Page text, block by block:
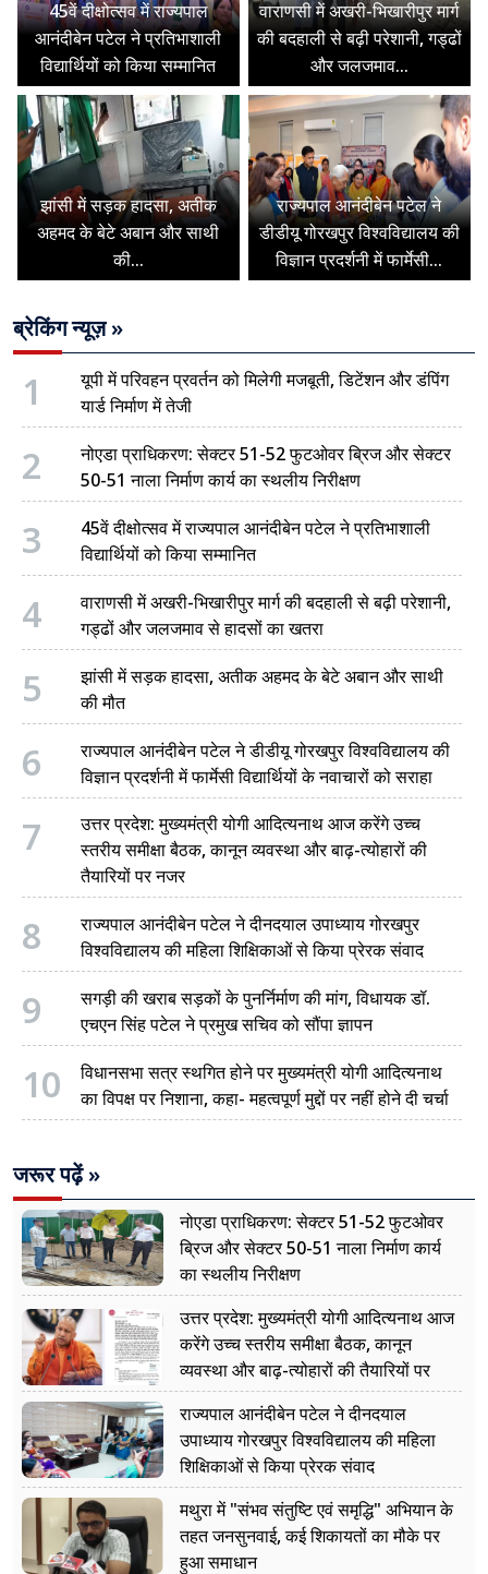
45वें दीक्षोत्सव में राज्यपाल
आनंदीबेन पटेल ने प्रतिभाशाली
विद्यार्थियों को किया सम्मानित
वाराणसी में अखरी-भिखारीपुर मार्ग
की बदहाली से बढ़ी परेशानी, गड्ढों
और जलजमाव...
झांसी में सड़क हादसा, अतीक
अहमद के बेटे अबान और साथी
की...
राज्यपाल आनंदीबेन पटेल ने
डीडीयू गोरखपुर विश्वविद्यालय की
विज्ञान प्रदर्शनी में फार्मेसी...
ब्रेकिंग न्यूज़ »
1
यूपी में परिवहन प्रवर्तन को मिलेगी मजबूती, डिटेंशन और डंपिंग
यार्ड निर्माण में तेजी
2
नोएडा प्राधिकरण: सेक्टर 51-52 फुटओवर ब्रिज और सेक्टर
50-51 नाला निर्माण कार्य का स्थलीय निरीक्षण
3
45वें दीक्षोत्सव में राज्यपाल आनंदीबेन पटेल ने प्रतिभाशाली
विद्यार्थियों को किया सम्मानित
4
वाराणसी में अखरी-भिखारीपुर मार्ग की बदहाली से बढ़ी परेशानी,
गड्ढों और जलजमाव से हादसों का खतरा
5
झांसी में सड़क हादसा, अतीक अहमद के बेटे अबान और साथी
की मौत
6
राज्यपाल आनंदीबेन पटेल ने डीडीयू गोरखपुर विश्वविद्यालय की
विज्ञान प्रदर्शनी में फार्मेसी विद्यार्थियों के नवाचारों को सराहा
7
उत्तर प्रदेश: मुख्यमंत्री योगी आदित्यनाथ आज करेंगे उच्च
स्तरीय समीक्षा बैठक, कानून व्यवस्था और बाढ़-त्योहारों की
तैयारियों पर नजर
8
राज्यपाल आनंदीबेन पटेल ने दीनदयाल उपाध्याय गोरखपुर
विश्वविद्यालय की महिला शिक्षिकाओं से किया प्रेरक संवाद
9
सगड़ी की खराब सड़कों के पुनर्निर्माण की मांग, विधायक डॉ.
एचएन सिंह पटेल ने प्रमुख सचिव को सौंपा ज्ञापन
10
विधानसभा सत्र स्थगित होने पर मुख्यमंत्री योगी आदित्यनाथ
का विपक्ष पर निशाना, कहा- महत्वपूर्ण मुद्दों पर नहीं होने दी चर्चा
जरूर पढ़ें »
नोएडा प्राधिकरण: सेक्टर 51-52 फुटओवर
ब्रिज और सेक्टर 50-51 नाला निर्माण कार्य
का स्थलीय निरीक्षण
उत्तर प्रदेश: मुख्यमंत्री योगी आदित्यनाथ आज
करेंगे उच्च स्तरीय समीक्षा बैठक, कानून
व्यवस्था और बाढ़-त्योहारों की तैयारियों पर
नजर
राज्यपाल आनंदीबेन पटेल ने दीनदयाल
उपाध्याय गोरखपुर विश्वविद्यालय की महिला
शिक्षिकाओं से किया प्रेरक संवाद
मथुरा में "संभव संतुष्टि एवं समृद्धि" अभियान के
तहत जनसुनवाई, कई शिकायतों का मौके पर
हुआ समाधान